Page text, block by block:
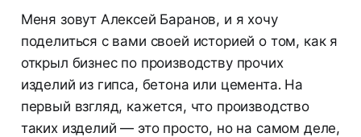
Меня зовут Алексей Баранов, и я хочу
поделиться с вами своей историей о том, как я
открыл бизнес по производству прочих
изделий из гипса, бетона или цемента. На
первый взгляд, кажется, что производство
таких изделий — это просто, но на самом деле,